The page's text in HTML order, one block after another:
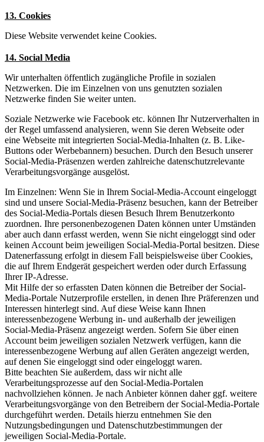
13. Cookies
Diese Website verwendet keine Cookies.
14. Social Media
Wir unterhalten öffentlich zugängliche Profile in sozialen
Netzwerken. Die im Einzelnen von uns genutzten sozialen
Netzwerke finden Sie weiter unten.
Soziale Netzwerke wie Facebook etc. können Ihr Nutzerverhalten in
der Regel umfassend analysieren, wenn Sie deren Webseite oder
eine Webseite mit integrierten Social-Media-Inhalten (z. B. Like-
Buttons oder Werbebannern) besuchen. Durch den Besuch unserer
Social-Media-Präsenzen werden zahlreiche datenschutzrelevante
Verarbeitungsvorgänge ausgelöst.
Im Einzelnen: Wenn Sie in Ihrem Social-Media-Account eingeloggt
sind und unsere Social-Media-Präsenz besuchen, kann der Betreiber
des Social-Media-Portals diesen Besuch Ihrem Benutzerkonto
zuordnen. Ihre personenbezogenen Daten können unter Umständen
aber auch dann erfasst werden, wenn Sie nicht eingeloggt sind oder
keinen Account beim jeweiligen Social-Media-Portal besitzen. Diese
Datenerfassung erfolgt in diesem Fall beispielsweise über Cookies,
die auf Ihrem Endgerät gespeichert werden oder durch Erfassung
Ihrer IP-Adresse.
Mit Hilfe der so erfassten Daten können die Betreiber der Social-
Media-Portale Nutzerprofile erstellen, in denen Ihre Präferenzen und
Interessen hinterlegt sind. Auf diese Weise kann Ihnen
interessenbezogene Werbung in- und außerhalb der jeweiligen
Social-Media-Präsenz angezeigt werden. Sofern Sie über einen
Account beim jeweiligen sozialen Netzwerk verfügen, kann die
interessenbezogene Werbung auf allen Geräten angezeigt werden,
auf denen Sie eingeloggt sind oder eingeloggt waren.
Bitte beachten Sie außerdem, dass wir nicht alle
Verarbeitungsprozesse auf den Social-Media-Portalen
nachvollziehen können. Je nach Anbieter können daher ggf. weitere
Verarbeitungsvorgänge von den Betreibern der Social-Media-Portale
durchgeführt werden. Details hierzu entnehmen Sie den
Nutzungsbedingungen und Datenschutzbestimmungen der
jeweiligen Social-Media-Portale.